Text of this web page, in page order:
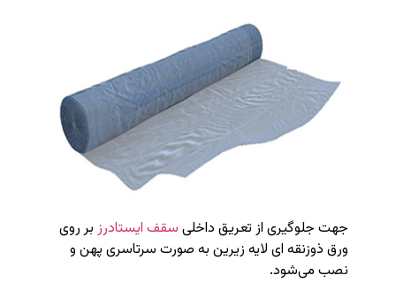
جهت جلوگیری از تعریق داخلی سقف ایستادرز بر روی
ورق ذوزنقه ای لایه زیرین به صورت سرتاسری پهن و
نصب می‌شود.